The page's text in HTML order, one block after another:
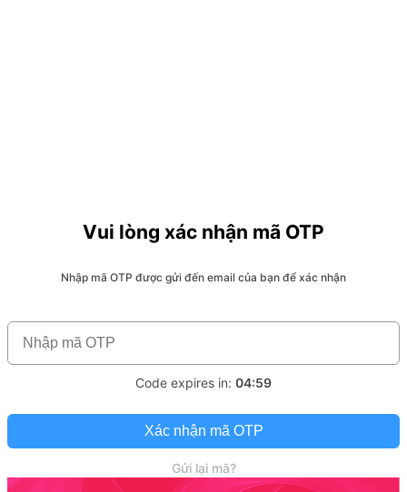
Vui lòng xác nhận mã OTP
Nhập mã OTP được gửi đến email của bạn để xác nhận
Code expires in: 04:59
Xác nhận mã OTP
Gửi lại mã?